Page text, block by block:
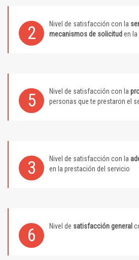
2 Nivel de satisfacción con la
mecanismos de solicitud en
5 Nivel de satisfacción con la
personas que te prestaron el
3 Nivel de satisfacción con la
en la prestación del servicio
6 Nivel de satisfacción general